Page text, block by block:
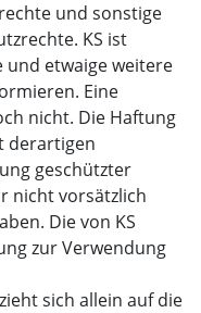
und sonstige
KS ist
und etwaige weitere
Eine
nicht. Die Haftung
derartigen
geschützter
nicht vorsätzlich
Die von KS
zur Verwendung
sich allein auf die